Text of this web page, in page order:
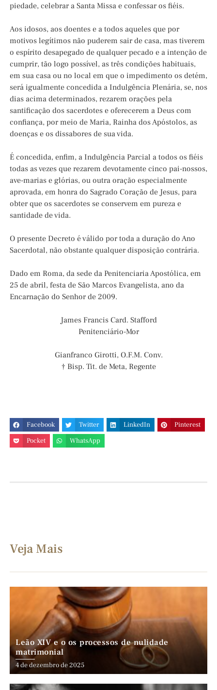
piedade, celebrar a Santa Missa e confessar os fiéis.
Aos idosos, aos doentes e a todos aqueles que por
motivos legítimos não puderem sair de casa, mas tiverem
o espírito desapegado de qualquer pecado e a intenção de
cumprir, tão logo possível, as três condições habituais,
em sua casa ou no local em que o impedimento os detém,
será igualmente concedida a Indulgência Plenária, se, nos
dias acima determinados, rezarem orações pela
santificação dos sacerdotes e oferecerem a Deus com
confiança, por meio de Maria, Rainha dos Apóstolos, as
doenças e os dissabores de sua vida.
É concedida, enfim, a Indulgência Parcial a todos os fiéis
todas as vezes que rezarem devotamente cinco pai-nossos,
ave-marias e glórias, ou outra oração especialmente
aprovada, em honra do Sagrado Coração de Jesus, para
obter que os sacerdotes se conservem em pureza e
santidade de vida.
O presente Decreto é válido por toda a duração do Ano
Sacerdotal, não obstante qualquer disposição contrária.
Dado em Roma, da sede da Penitenciaria Apostólica, em
25 de abril, festa de São Marcos Evangelista, ano da
Encarnação do Senhor de 2009.
James Francis Card. Stafford
Penitenciário-Mor
Gianfranco Girotti, O.F.M. Conv.
† Bisp. Tit. de Meta, Regente
Facebook Twitter LinkedIn
Pinterest
Pocket
WhatsApp
Veja Mais
Leão XIV e o os processos de nulidade
matrimonial
4 de dezembro de 2025